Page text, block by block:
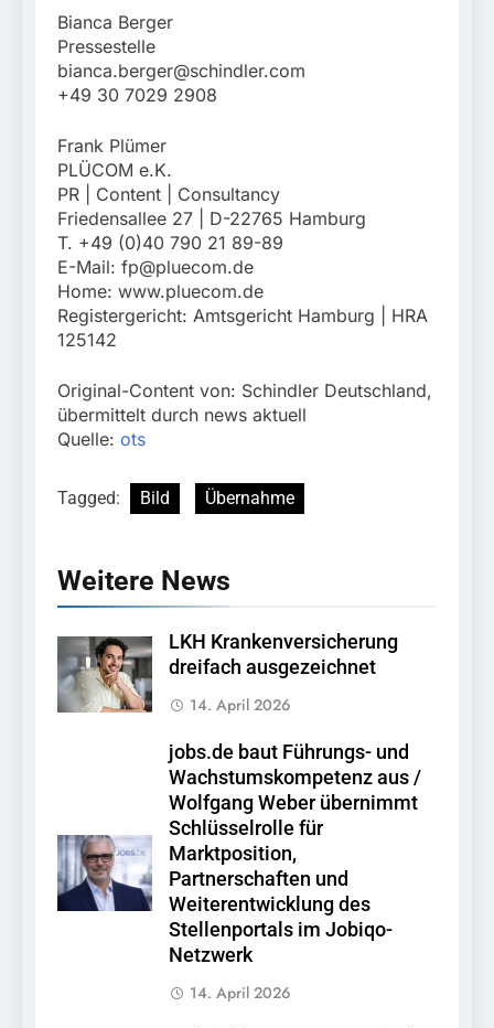
Bianca Berger
Pressestelle
bianca.berger@schindler.com
+49 30 7029 2908
Frank Plümer
PLÜCOM e.K.
PR | Content | Consultancy
Friedensallee 27 | D-22765 Hamburg
T. +49 (0)40 790 21 89-89
E-Mail: fp@pluecom.de
Home: www.pluecom.de
Registergericht: Amtsgericht Hamburg | HRA
125142
Original-Content von: Schindler Deutschland,
übermittelt durch news aktuell
Quelle: ots
Tagged: Bild Übernahme
Weitere News
LKH Krankenversicherung
dreifach ausgezeichnet
14. April 2026
jobs.de baut Führungs- und
Wachstumskompetenz aus /
Wolfgang Weber übernimmt
Schlüsselrolle für
Marktposition,
Partnerschaften und
Weiterentwicklung des
Stellenportals im Jobiqo-
Netzwerk
14. April 2026